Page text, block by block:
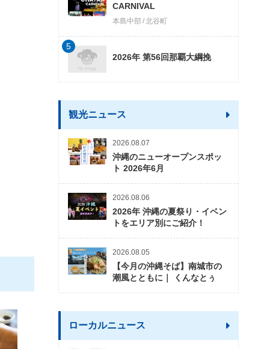
CARNIVAL
本島中部 北谷町
2026年 第56回那覇大綱挽
5
観光ニュース
2026.08.07
沖縄のニューオープンスポッ
ト 2026年6月
2026.08.06
2026年 沖縄の夏祭り・イベン
トをエリア別にご紹介！
2026.08.05
【今月の沖縄そば】南城市の
潮風とともに｜ くんなとぅ
ローカルニュース